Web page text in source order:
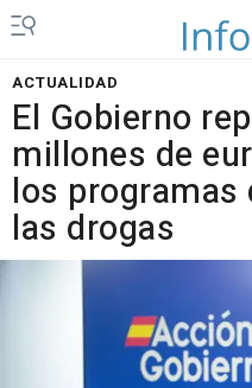
ACTUALIDAD
El Gobierno
millones de
los programas
las drogas